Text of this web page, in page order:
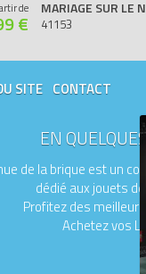
de
€ 41153
SITE CONTACT
EN
de la brique est un
dédié aux jouets
Profitez des
Achetez vos